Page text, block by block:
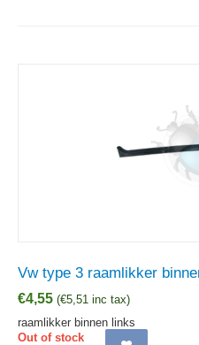
Vw type 3 raamlikker
€4,55 (€5,51 inc tax)
raamlikker binnen links
Out of stock